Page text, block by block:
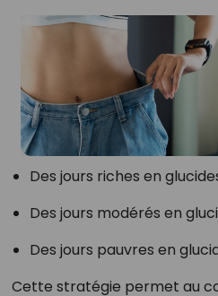
Des jours riches en
Des jours modérés en
Des jours pauvres en
Cette stratégie permet au